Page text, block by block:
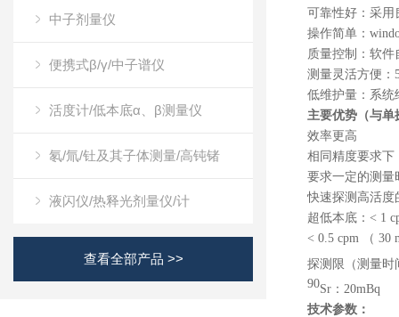
中子剂量仪
便携式β/γ/中子谱仪
活度计/低本底α、β测量仪
氡/氚/钍及其子体测量/高钝锗
液闪仪/热释光剂量仪/计
查看全部产品 >>
可靠性好：采用
操作简单：
质量控制：软
测量灵活方便：
低维护量：系统
主要优势（与单
效率更高
相同精度要求下
要求一定的测量
快速探测高活度
超低本底： < 1
< 0.5 cpm
（ 30
探测限（测量时
90Sr： 20mBq
技术参数：